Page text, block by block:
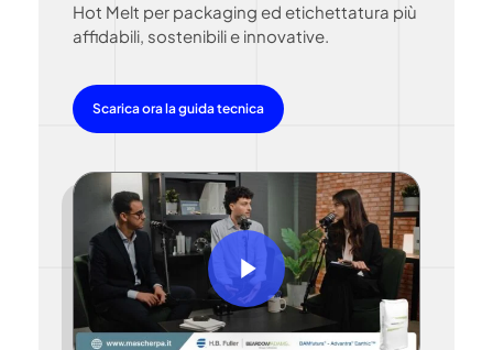
Hot Melt per packaging ed etichettatura più
affidabili, sostenibili e innovative.
Scarica ora la guida tecnica
Play Video
Play Video